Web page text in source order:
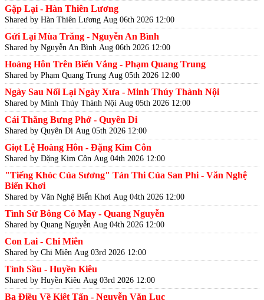
Gặp Lại - Hàn Thiên Lương
Shared by Hàn Thiên Lương Aug 06th 2026 12:00
Gửi Lại Mùa Trăng - Nguyễn An Bình
Shared by Nguyễn An Bình Aug 06th 2026 12:00
Hoàng Hôn Trên Biển Vắng - Phạm Quang Trung
Shared by Phạm Quang Trung Aug 05th 2026 12:00
Ngày Sau Nối Lại Ngày Xưa - Minh Thúy Thành Nội
Shared by Minh Thúy Thành Nội Aug 05th 2026 12:00
Cái Thằng Bưng Phở - Quyên Di
Shared by Quyên Di Aug 05th 2026 12:00
Giọt Lệ Hoàng Hôn - Đặng Kim Côn
Shared by Đặng Kim Côn Aug 04th 2026 12:00
"Tiếng Khóc Của Sương" Tản Thi Của San Phi - Văn Nghệ
Biển Khơi
Shared by Văn Nghệ Biển Khơi Aug 04th 2026 12:00
Tình Sử Bông Cỏ May - Quang Nguyễn
Shared by Quang Nguyễn Aug 04th 2026 12:00
Con Lai - Chi Miên
Shared by Chi Miên Aug 03rd 2026 12:00
Tình Sầu - Huyền Kiêu
Shared by Huyền Kiêu Aug 03rd 2026 12:00
Ba Điều Về Kiệt Tấn - Nguyễn Văn Lục